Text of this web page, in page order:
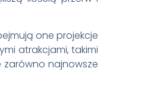
one projekcje
atrakcjami, takimi
zarówno najnowsze